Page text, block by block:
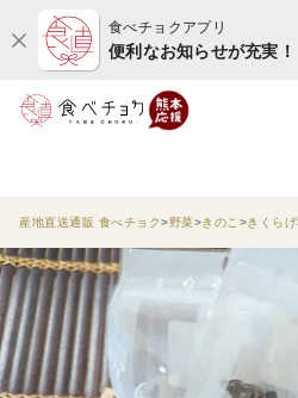
食べチョクアプリ
便利なお知らせが充実！
産地直送通販 食べチョク 野菜 きのこ きくらげ